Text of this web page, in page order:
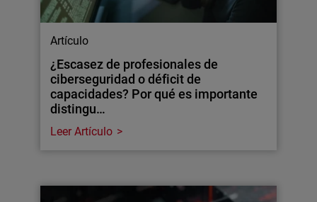
Artículo
¿Escasez de profesionales de
ciberseguridad o déficit de
capacidades? Por qué es importante
distingu…
Leer Artículo